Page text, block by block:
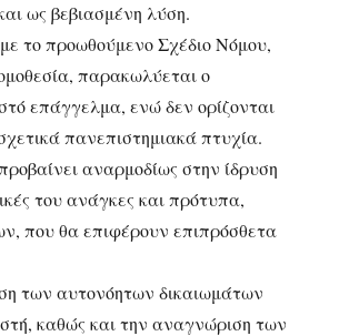
ως βεβιασμένη λύση.
το προωθούμενο Σχέδιο Νόμου,
παρακωλύεται ο
επάγγελμα, ενώ δεν ορίζονται
πανεπιστημιακά πτυχία.
αναρμοδίως στην ίδρυση
του ανάγκες και πρότυπα,
που θα επιφέρουν επιπρόσθετα
των αυτονόητων δικαιωμάτων
καθώς και την αναγνώριση των